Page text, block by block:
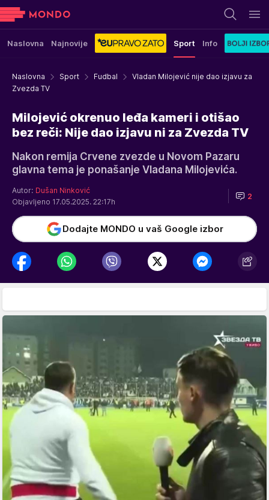
Naslovna Najnovije Sport Info
Naslovna Sport Fudbal
Vladan Milojević nije dao izjavu za
Zvezda TV
Milojević okrenuo leđa kameri i otišao
bez reči: Nije dao izjavu ni za Zvezda TV
Nakon remija Crvene zvezde u Novom Pazaru
glavna tema je ponašanje Vladana Milojevića.
Autor: Dušan Ninković
Objavljeno 17.05.2025. 22:17h
2
Dodajte MONDO u vaš Google izbor